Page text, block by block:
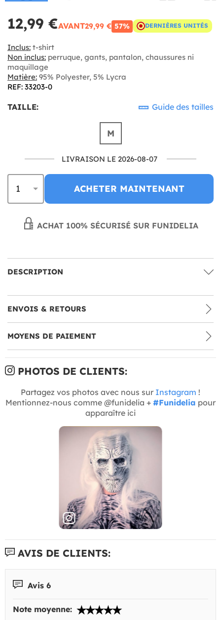
12,99 €AVANT29,99 € 57% DERNIÈRES UNITÉS
Inclus: t-shirt
Non inclus: perruque, gants, pantalon, chaussures ni
maquillage
Matière: 95% Polyester, 5% Lycra
REF: 33203-0
TAILLE: Guide des tailles
M
LIVRAISON LE 2026-08-07
ACHETER MAINTENANT
ACHAT 100% SÉCURISÉ SUR FUNIDELIA
DESCRIPTION
ENVOIS & RETOURS
MOYENS DE PAIEMENT
PHOTOS DE CLIENTS:
Partagez vos photos avec nous sur Instagram !
Mentionnez-nous comme @funidelia + #Funidelia pour
apparaître ici
AVIS DE CLIENTS:
Avis 6
Note moyenne: